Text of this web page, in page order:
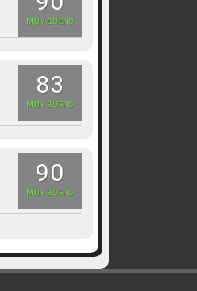
MUY BUENO
83
MUY BUENO
90
MUY BUENO